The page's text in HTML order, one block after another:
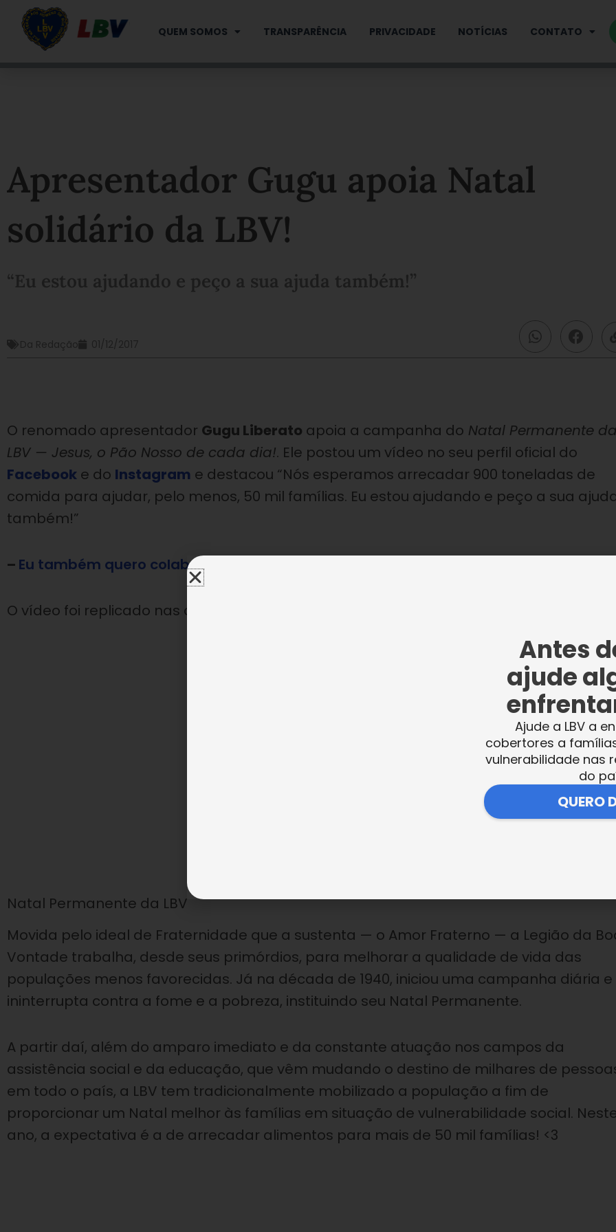
QUEM SOMOS TRANSPARÊNCIA PRIVACIDADE NOTÍCIAS CONTATO
Apresentador Gugu apoia Natal
solidário da LBV!
“Eu estou ajudando e peço a sua ajuda também!”
Da Redação 01/12/2017
O renomado apresentador Gugu Liberato apoia a campanha do Natal Permanente
LBV — Jesus, o Pão Nosso de cada dia!. Ele postou um vídeo no seu perfil oficial do
Facebook e do Instagram e destacou “Nós esperamos arrecadar 900 toneladas de
comida para ajudar, pelo menos, 50 mil famílias. Eu estou ajudando e peço a sua
também!”
– Eu também quero colaborar!
O vídeo foi replicado nas contas oficiais da LBV, veja:
Natal Permanente da LBV
Movida pelo ideal de Fraternidade que a sustenta — o Amor Fraterno — a Legião da
Vontade trabalha, desde seus primórdios, para melhorar a qualidade de vida das
populações menos favorecidas. Já na década de 1940, iniciou uma campanha diária e
ininterrupta contra a fome e a pobreza, instituindo seu Natal Permanente.
A partir daí, além do amparo imediato e da constante atuação nos campos da
assistência social e da educação, que vêm mudando o destino de milhares de
em todo o país, a LBV tem tradicionalmente mobilizado a população a fim de
proporcionar um Natal melhor às famílias em situação de vulnerabilidade social.
ano, a expectativa é a de arrecadar alimentos para mais de 50 mil famílias! <3
Antes
ajude
Ajude a LBV a
cobertores a
vulnerabilidade nas
do
QUERO